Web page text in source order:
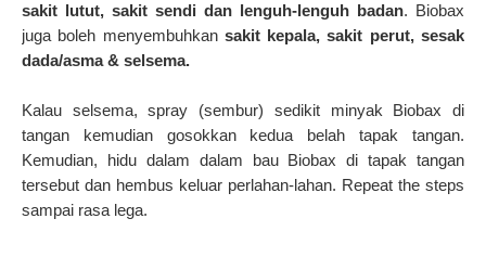
sakit lutut, sakit sendi dan lenguh-lenguh badan. Biobax
juga boleh menyembuhkan sakit kepala, sakit perut, sesak
dada/asma & selsema.
Kalau selsema, spray (sembur) sedikit minyak Biobax di
tangan kemudian gosokkan kedua belah tapak tangan.
Kemudian, hidu dalam dalam bau Biobax di tapak tangan
tersebut dan hembus keluar perlahan-lahan. Repeat the steps
sampai rasa lega.